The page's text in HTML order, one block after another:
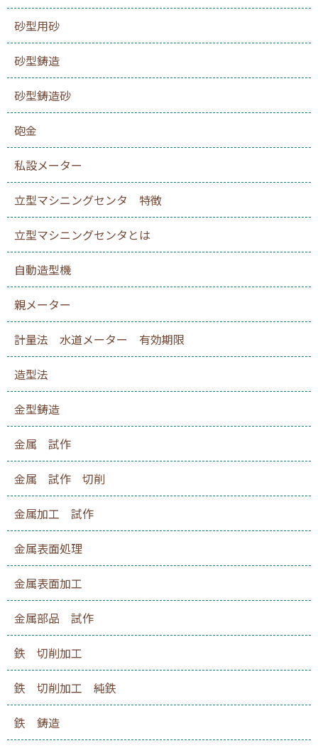
砂型用砂
砂型鋳造
砂型鋳造砂
砲金
私設メーター
立型マシニングセンタ 特徴
立型マシニングセンタとは
自動造型機
親メーター
計量法 水道メーター 有効期限
造型法
金型鋳造
金属 試作
金属 試作 切削
金属加工 試作
金属表面処理
金属表面加工
金属部品 試作
鉄 切削加工
鉄 切削加工 純鉄
鉄 鋳造